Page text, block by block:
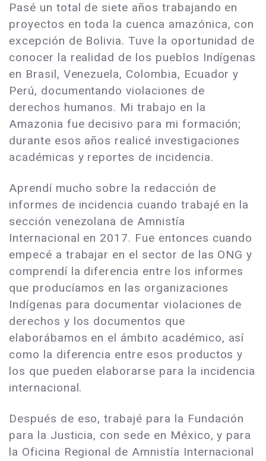
Pasé un total de siete años trabajando en
proyectos en toda la cuenca amazónica, con
excepción de Bolivia. Tuve la oportunidad de
conocer la realidad de los pueblos Indígenas
en Brasil, Venezuela, Colombia, Ecuador y
Perú, documentando violaciones de
derechos humanos. Mi trabajo en la
Amazonia fue decisivo para mi formación;
durante esos años realicé investigaciones
académicas y reportes de incidencia.
Aprendí mucho sobre la redacción de
informes de incidencia cuando trabajé en la
sección venezolana de Amnistía
Internacional en 2017. Fue entonces cuando
empecé a trabajar en el sector de las ONG y
comprendí la diferencia entre los informes
que producíamos en las organizaciones
Indígenas para documentar violaciones de
derechos y los documentos que
elaborábamos en el ámbito académico, así
como la diferencia entre esos productos y
los que pueden elaborarse para la incidencia
internacional.
Después de eso, trabajé para la Fundación
para la Justicia, con sede en México, y para
la Oficina Regional de Amnistía Internacional